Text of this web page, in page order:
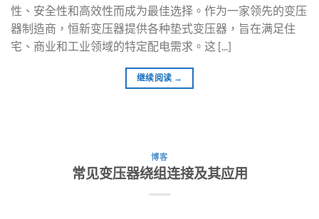
性、安全性和高效性而成为最佳选择。作为一家领先的变压
器制造商，恒新变压器提供各种垫式变压器，旨在满足住
宅、商业和工业领域的特定配电需求。这 [...]
继续阅读 →
博客
常见变压器绕组连接及其应用